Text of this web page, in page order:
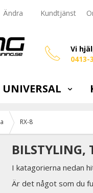
Ändra Kundtjänst
Vi
0413-
UNIVERSAL
RX-8
BILSTYLING,
I katagorierna nedan
Är det något som du